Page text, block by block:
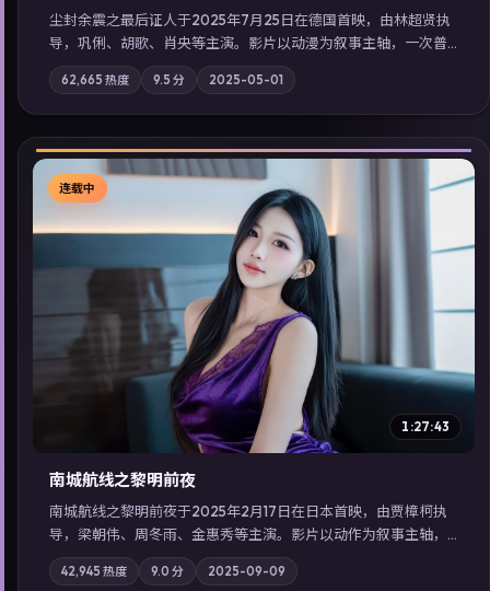
尘封余震之最后证人于2025年7月25日在德国首映，由林超贤执
导，巩俐、胡歌、肖央等主演。影片以动漫为叙事主轴，一次普
通通勤演变成全城关注的生死营救；摄影与配乐强化地域气质；
站内亦可通过「国产免费观看高清电视剧在线看」延展检索同类
型高分佳作，畅享高清在线追剧体验。
62,665 热度 9.5 分 2025-05-01
▶
连载中
1:27:43
南城航线之黎明前夜
南城航线之黎明前夜于2025年2月17日在日本首映，由贾樟柯执
导，梁朝伟、周冬雨、金惠秀等主演。影片以动作为叙事主轴，
城市霓虹背后，有人用规则改写命运；摄影与配乐强化地域气
质；站内亦可通过「国产免费观看高清电视剧在线看」延展检索
42,945 热度 9.0 分 2025-09-09